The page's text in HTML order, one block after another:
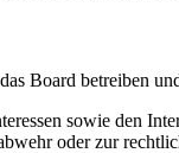
Board betreiben
sowie den
oder zur